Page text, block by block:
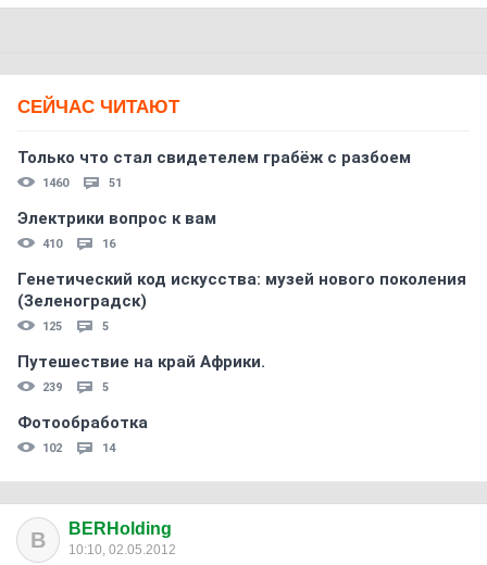
СЕЙЧАС ЧИТАЮТ
Только что стал свидетелем грабёж с разбоем
1460 51
Электрики вопрос к вам
410 16
Генетический код искусства: музей нового поколения
(Зеленоградск)
125 5
Путешествие на край Африки.
239 5
Фотообработка
102 14
B BERHolding
10:10, 02.05.2012